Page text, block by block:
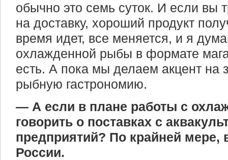
обычно это семь суток. И если вы
на доставку, хороший продукт
время идет, все меняется, и я
охлажденной рыбы в формате
есть. А пока мы делаем акцент на
рыбную гастрономию.
— А если в плане работы с
говорить о поставках с
предприятий? По крайней мере,
России.